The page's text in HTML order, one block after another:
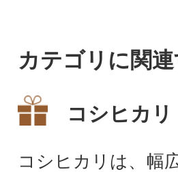
カテゴリに関
コシヒカリ
コシヒカリは、幅